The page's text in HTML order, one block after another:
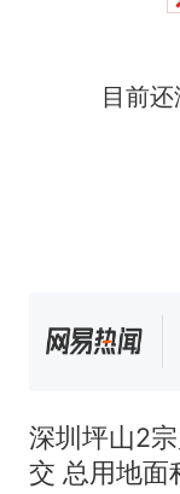
目前
深圳坪山2
交 总用地面